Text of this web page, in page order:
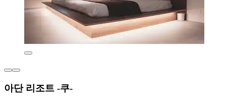
아단 리조트 -쿠-